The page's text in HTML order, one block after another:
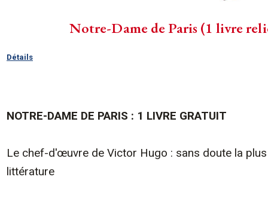
Notre-Dame de Paris (1 livre
Détails
NOTRE-DAME DE PARIS : 1 LIVRE GRATUIT
Le chef-d'œuvre de Victor Hugo : sans doute la
littérature